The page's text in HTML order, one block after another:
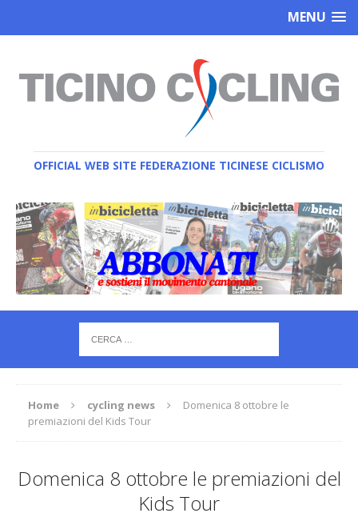
MENU
OFFICIAL WEB SITE FEDERAZIONE TICINESE CICLISMO
Home cycling news
Domenica 8 ottobre le
premiazioni del Kids Tour
Domenica 8 ottobre le premiazioni del
Kids Tour